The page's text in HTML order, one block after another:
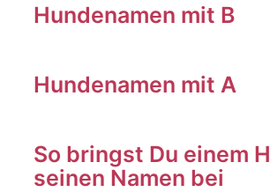
Hundenamen mit B
Hundenamen mit A
So bringst Du einem
seinen Namen bei